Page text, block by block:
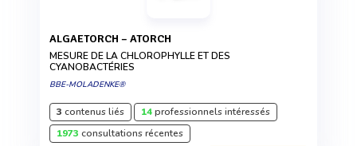
ALGAETORCH – ATORCH
MESURE DE LA CHLOROPHYLLE ET DES
CYANOBACTÉRIES
BBE-MOLADENKE®
3 contenus liés 14professionnels intéressés
1973 consultations récentes